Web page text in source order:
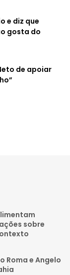
e diz que
gosta do
de apoiar
sobre
Roma e Angelo